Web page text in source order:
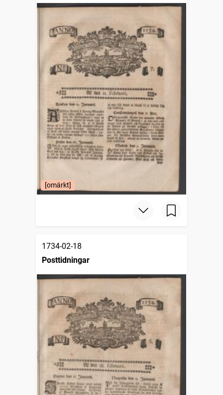
[omärkt]
1734-02-18
Posttidningar